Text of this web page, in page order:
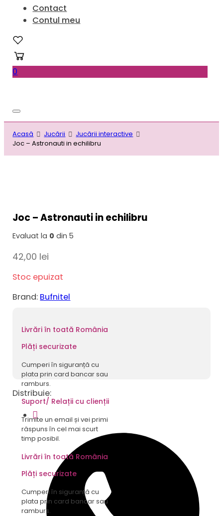
Contact
Contul meu
0
Acasă Jucării
Jucării interactive
Joc – Astronauti in echilibru
Joc – Astronauti in echilibru
Evaluat la 0 din 5
42,00 lei
Stoc epuizat
Brand: Bufnitel
Livrări în toată România
Plăți securizate
Cumperi în siguranță cu
plata prin card bancar sau
ramburs.
Suport/ Relații cu clienții
Trimite un email și vei primi
răspuns în cel mai scurt
timp posibil.
Livrări în toată România
Plăți securizate
Cumperi în siguranță cu
plata prin card bancar sau
ramburs.
Distribuie: